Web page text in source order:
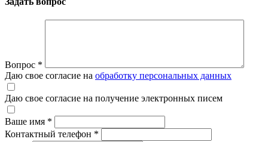
Вопрос *
Даю свое согласие на обработку персональных данных
Даю свое согласие на получение электронных писем
Ваше имя *
Контактный телефон *